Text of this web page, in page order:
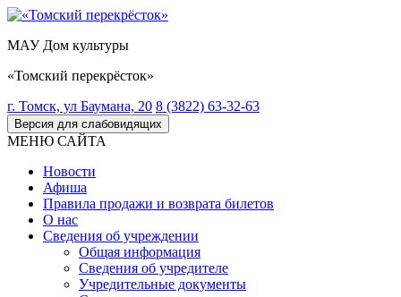
МАУ Дом культуры
«Томский перекрёсток»
г. Томск, ул Баумана, 20 8 (3822) 63-32-63
Версия для слабовидящих
МЕНЮ САЙТА
Новости
Афиша
Правила продажи и возврата билетов
О нас
Сведения об учреждении
Общая информация
Сведения об учредителе
Учредительные документы